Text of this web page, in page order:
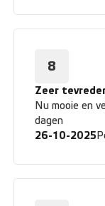
8
Zeer
Nu mooie en
dagen
26-10-2025